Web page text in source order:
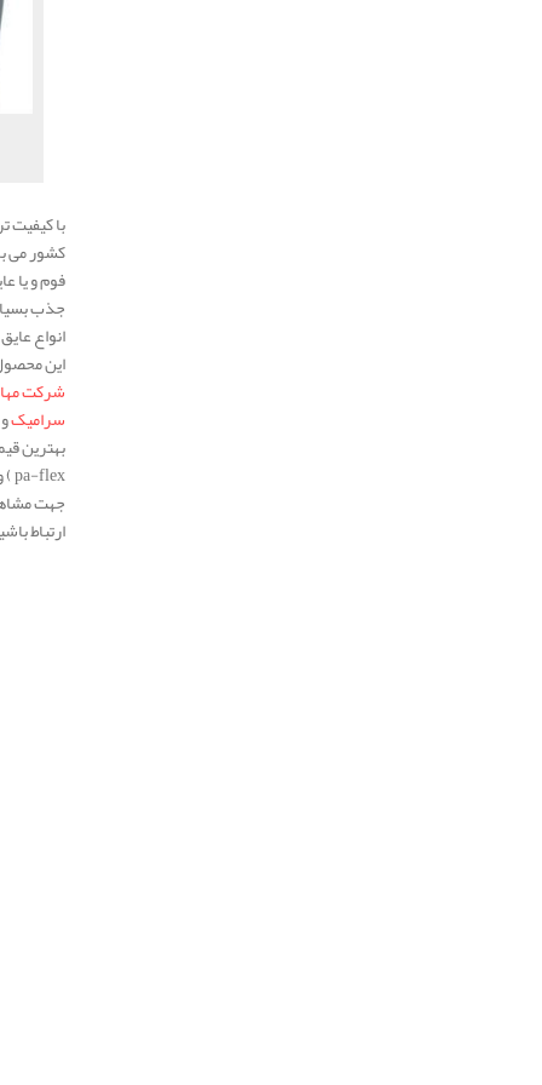
با کیفیت
کشور می
فوم و یا
جذب
انواع
این
شرکت
سرامیک
بهترین
pa-flex ) و … را از ما و نمایندگی های فروش فعال ما (
جهت
ارتباط